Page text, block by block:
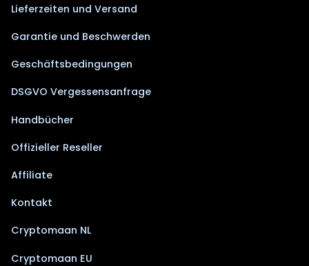
Lieferzeiten und Versand
Garantie und Beschwerden
Geschäftsbedingungen
DSGVO Vergessensanfrage
Handbücher
Offizieller Reseller
Affiliate
Kontakt
Cryptomaan NL
Cryptomaan EU